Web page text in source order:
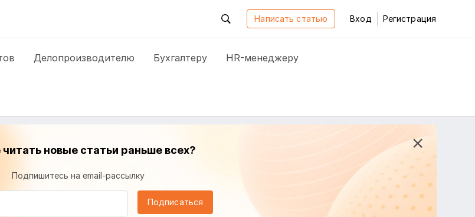
Написать статью Вход Регистрация
Делопроизводителю Бухгалтеру HR-менеджеру
новые статьи раньше всех?
Подпишитесь на email-рассылку
Подписаться